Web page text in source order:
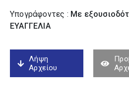
Υπογράφοντες : Με
ΕΥΑΓΓΕΛΙΑ
Λήψη
Αρχείου